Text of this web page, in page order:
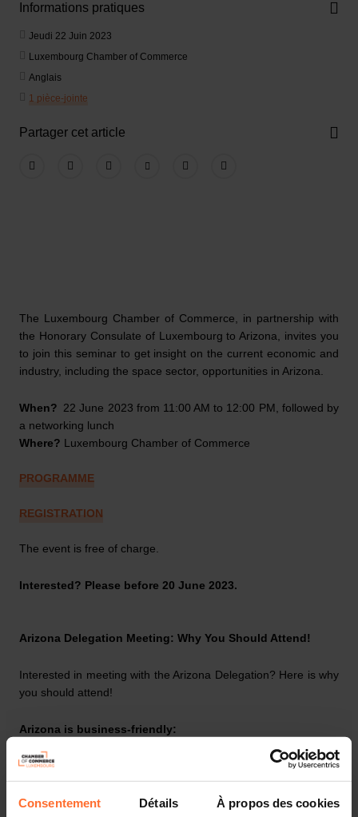
Consentement Détails À propos des cookies
Informations pratiques
Jeudi 22 Juin 2023
Luxembourg Chamber of Commerce
Anglais
1 pièce-jointe
Partager cet article
The Luxembourg Chamber of Commerce, in partnership with
the Honorary Consulate of Luxembourg to Arizona, invites you
to join this seminar to get insight on the current economic and
industry, including the space sector, opportunities in Arizona.
When? 22 June 2023 from 11:00 AM to 12:00 PM, followed by
a networking lunch
Where? Luxembourg Chamber of Commerce
PROGRAMME
REGISTRATION
The event is free of charge.
Interested? Please before 20 June 2023.
Arizona Delegation Meeting: Why You Should Attend!
Interested in meeting with the Arizona Delegation? Here is why
you should attend!
Arizona is business-friendly:
Thriving Innovation
: With a surging innovation ecosystem,
Arizona attracts global corporations and forward-thinking
start-ups.